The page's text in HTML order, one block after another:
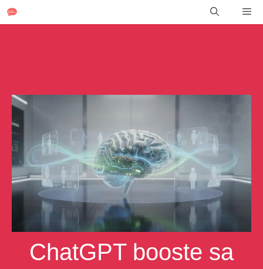
Aller
au
ChatGPT booste sa